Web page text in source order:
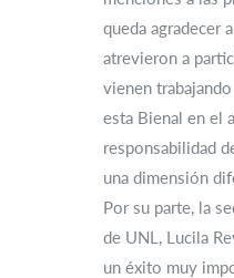
queda agradecer
atrevieron a
vienen
esta Bienal en el
responsabilidad
una dimensión
Por su parte, la
de UNL, Lucila
un éxito muy